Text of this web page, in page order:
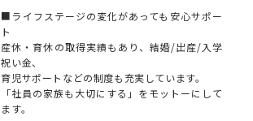
■ライフステージの変化があっても安心サポー
ト
産休・育休の取得実績もあり、結婚/出産/入学
祝い金、
育児サポートなどの制度も充実しています。
「社員の家族も大切にする」をモットーにして
ます。